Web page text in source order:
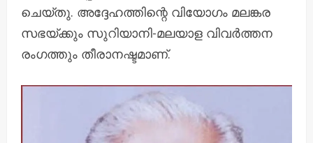
ചെയ്തു. അദ്ദേഹത്തിന്റെ വിയോഗം മലങ്കര
സഭയ്ക്കും സുറിയാനി-മലയാള വിവർത്തന
രംഗത്തും തീരാനഷ്ടമാണ്.